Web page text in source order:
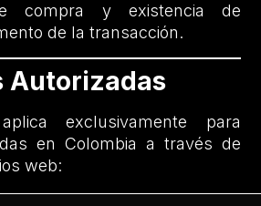
compra y existencia de
de la transacción.
Autorizadas
exclusivamente para
en Colombia a través de
web: